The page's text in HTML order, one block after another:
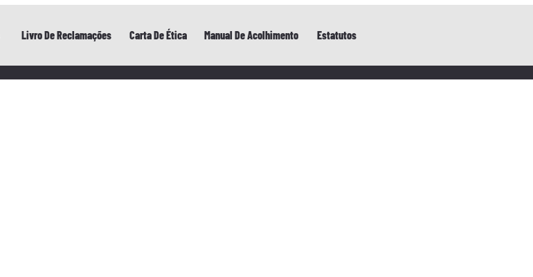
Livro De Reclamações Carta De Ética Manual De Acolhimento Estatutos